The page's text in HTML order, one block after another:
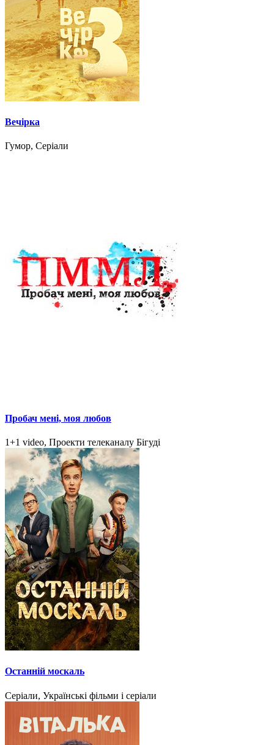
Вечірка
Гумор, Серіали
Пробач мені, моя любов
1+1 video, Проекти телеканалу Бігуді
Останній москаль
Серіали, Українські фільми і серіали